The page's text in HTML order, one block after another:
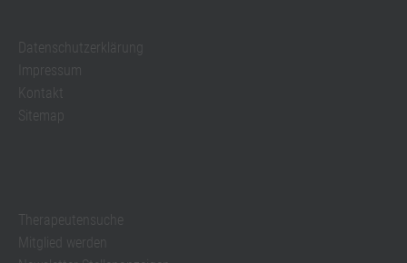
Datenschutzerklärung
Impressum
Kontakt
Sitemap
Therapeutensuche
Mitglied werden